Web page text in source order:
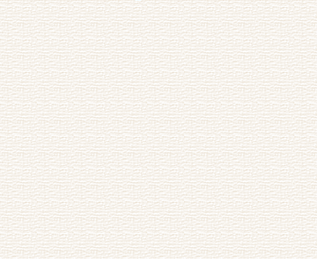
农想田家作 题墨梅